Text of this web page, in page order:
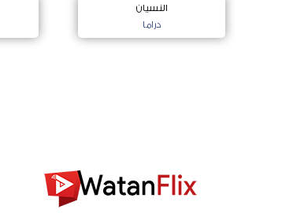
النسيان
دراما